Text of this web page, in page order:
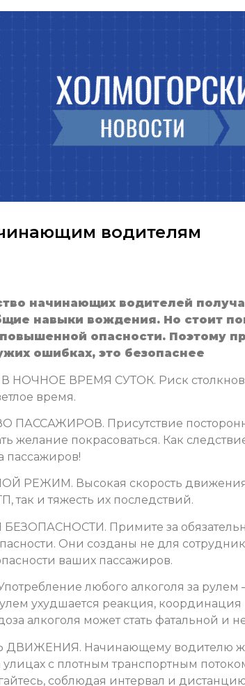
водителям
начинающих водителей
навыки вождения. Но стоит
опасности. Поэтому
ошибках, это безопаснее
ВРЕМЯ СУТОК. Риск
время.
Присутствие
желание покрасоваться. Как
пассажиров!
Высокая скорость движения
так и тяжесть их последствий.
Примите за
Они созданы не для
ваших пассажиров.
любого алкоголя за рулем –
ухудшается реакция, координация
алкоголя может стать фатальной и
Начинающему водителю
с плотным транспортным
соблюдая интервал и